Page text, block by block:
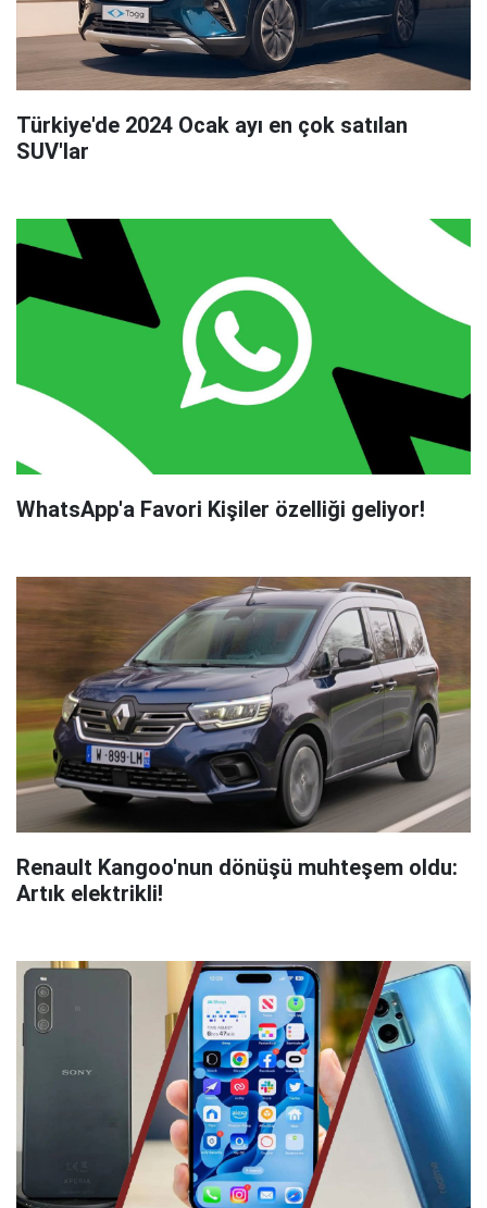
Türkiye'de 2024 Ocak ayı en çok satılan
SUV'lar
WhatsApp'a Favori Kişiler özelliği geliyor!
Renault Kangoo'nun dönüşü muhteşem oldu:
Artık elektrikli!